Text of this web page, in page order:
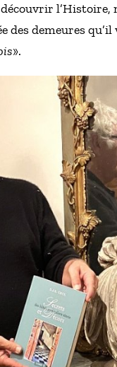
l’Histoire,
des demeures
».